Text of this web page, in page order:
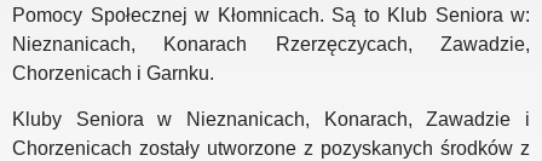
Pomocy Społecznej w Kłomnicach. Są to Klub Seniora w:
Nieznanicach, Konarach Rzerzęczycach, Zawadzie,
Chorzenicach i Garnku.
Kluby Seniora w Nieznanicach, Konarach, Zawadzie i
Chorzenicach zostały utworzone z pozyskanych środków z